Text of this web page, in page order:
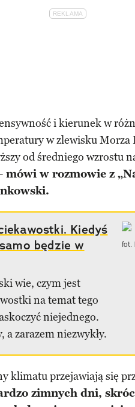
i kierunek w
w zlewisku Morza
od średniego wzrostu
mówi w rozmowie z
Kiedyś
będzie w
wie, czym jest
na temat tego
niejednego.
a zarazem niezwykły.
fot.
klimatu przejawiają się
zimnych dni,